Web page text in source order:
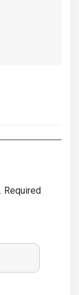
Required